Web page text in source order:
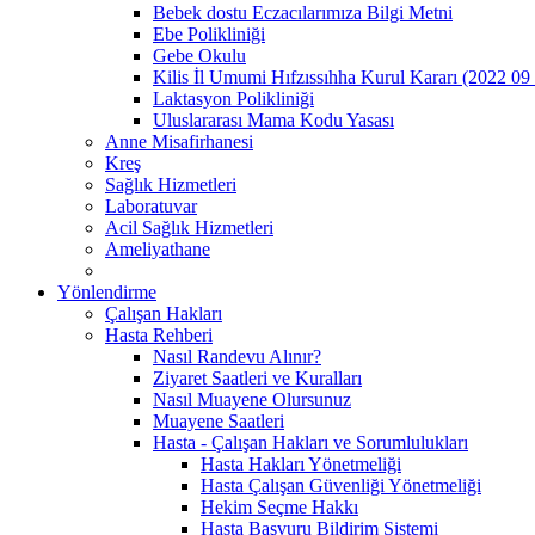
Bebek dostu Eczacılarımıza Bilgi Metni
Ebe Polikliniği
Gebe Okulu
Kilis İl Umumi Hıfzıssıhha Kurul Kararı (2022 09
Laktasyon Polikliniği
Uluslararası Mama Kodu Yasası
Anne Misafirhanesi
Kreş
Sağlık Hizmetleri
Laboratuvar
Acil Sağlık Hizmetleri
Ameliyathane
Yönlendirme
Çalışan Hakları
Hasta Rehberi
Nasıl Randevu Alınır?
Ziyaret Saatleri ve Kuralları
Nasıl Muayene Olursunuz
Muayene Saatleri
Hasta - Çalışan Hakları ve Sorumlulukları
Hasta Hakları Yönetmeliği
Hasta Çalışan Güvenliği Yönetmeliği
Hekim Seçme Hakkı
Hasta Başvuru Bildirim Sistemi